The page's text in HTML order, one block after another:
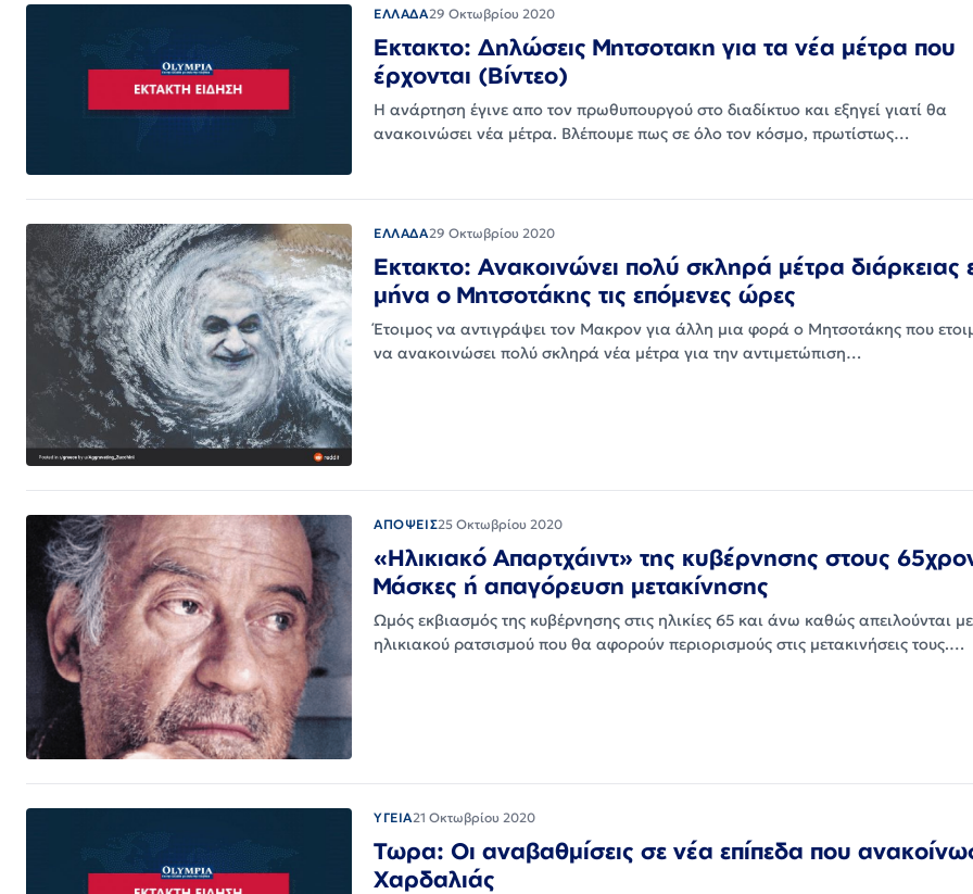
ΕΛΛΑΔΑ29 Οκτωβρίου 2020
Εκτακτο: Δηλώσεις Μητσοτακη για τα νέα μέτρα που
έρχονται (Βίντεο)
Η ανάρτηση έγινε απο τον πρωθυπουργού στο διαδίκτυο και εξηγεί γιατί θα
ανακοινώσει νέα μέτρα. Βλέπουμε πως σε όλο τον κόσμο, πρωτίστως…
ΕΛΛΑΔΑ29 Οκτωβρίου 2020
Εκτακτο: Ανακοινώνει πολύ σκληρά μέτρα διάρκειας
μήνα ο Μητσοτάκης τις επόμενες ώρες
Έτοιμος να αντιγράψει τον Μακρον για άλλη μια φορά ο Μητσοτάκης που
να ανακοινώσει πολύ σκληρά νέα μέτρα για την αντιμετώπιση…
ΑΠΟΨΕΙΣ25 Οκτωβρίου 2020
«Ηλικιακό Απαρτχάιντ» της κυβέρνησης στους
Μάσκες ή απαγόρευση μετακίνησης
Ωμός εκβιασμός της κυβέρνησης στις ηλικίες 65 και άνω καθώς απειλούνται
ηλικιακού ρατσισμού που θα αφορούν περιορισμούς στις μετακινήσεις τους.…
ΥΓΕΙΑ21 Οκτωβρίου 2020
Τωρα: Οι αναβαθμίσεις σε νέα επίπεδα που
Χαρδαλιάς